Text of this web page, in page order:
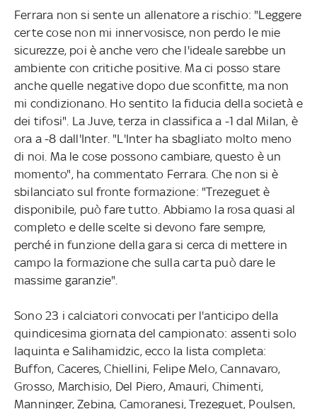
Ferrara non si sente un allenatore a rischio: "Leggere
certe cose non mi innervosisce, non perdo le mie
sicurezze, poi è anche vero che l'ideale sarebbe un
ambiente con critiche positive. Ma ci posso stare
anche quelle negative dopo due sconfitte, ma non
mi condizionano. Ho sentito la fiducia della società e
dei tifosi". La Juve, terza in classifica a -1 dal Milan, è
ora a -8 dall'Inter. "L'Inter ha sbagliato molto meno
di noi. Ma le cose possono cambiare, questo è un
momento", ha commentato Ferrara. Che non si è
sbilanciato sul fronte formazione: "Trezeguet è
disponibile, può fare tutto. Abbiamo la rosa quasi al
completo e delle scelte si devono fare sempre,
perché in funzione della gara si cerca di mettere in
campo la formazione che sulla carta può dare le
massime garanzie".
Sono 23 i calciatori convocati per l'anticipo della
quindicesima giornata del campionato: assenti solo
Iaquinta e Salihamidzic, ecco la lista completa:
Buffon, Caceres, Chiellini, Felipe Melo, Cannavaro,
Grosso, Marchisio, Del Piero, Amauri, Chimenti,
Manninger, Zebina, Camoranesi, Trezeguet, Poulsen,